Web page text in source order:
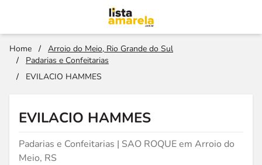
Home /
Arroio do Meio, Rio Grande do Sul
/
Padarias e Confeitarias
/
EVILACIO HAMMES
EVILACIO HAMMES
Padarias e Confeitarias | SAO ROQUE em Arroio do
Meio, RS